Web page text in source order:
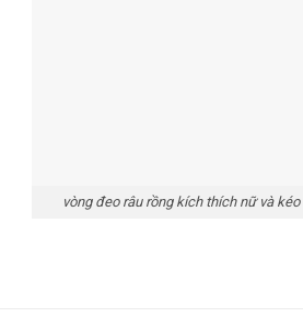
vòng đeo râu rồng kích thích nữ và